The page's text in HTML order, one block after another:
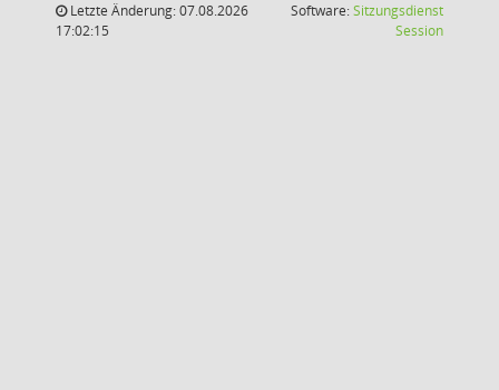
Letzte Änderung: 07.08.2026
17:02:15
Software:Sitzungsdienst
Session(Wird in